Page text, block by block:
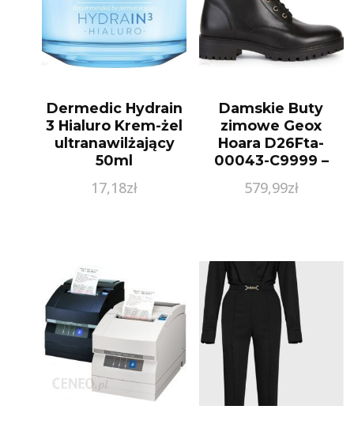
Dermedic Hydrain
3 Hialuro Krem-żel
ultranawilżający
50ml
17,18zł
Damskie Buty
zimowe Geox
Hoara D26Fta-
00043-C9999 –
579,99zł